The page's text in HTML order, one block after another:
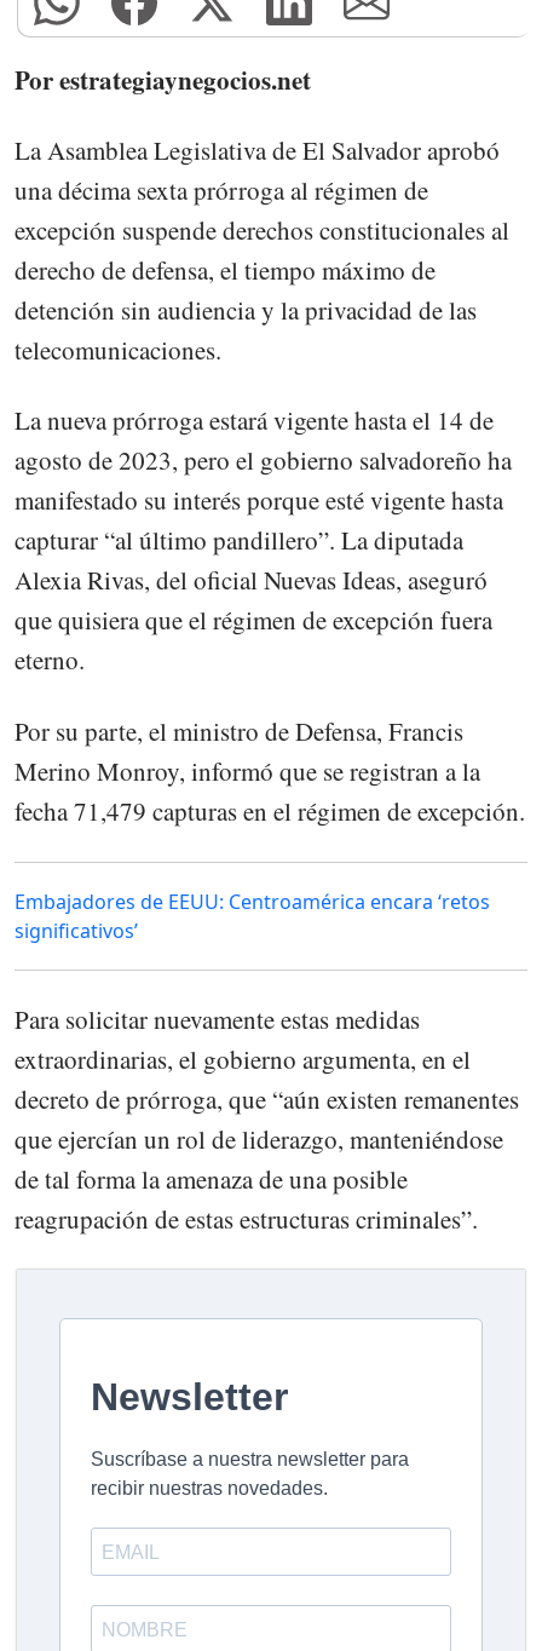
Por estrategiaynegocios.net
La Asamblea Legislativa de El Salvador aprobó
una décima sexta prórroga al régimen de
excepción suspende derechos constitucionales al
derecho de defensa, el tiempo máximo de
detención sin audiencia y la privacidad de las
telecomunicaciones.
La nueva prórroga estará vigente hasta el 14 de
agosto de 2023, pero el gobierno salvadoreño ha
manifestado su interés porque esté vigente hasta
capturar “al último pandillero”. La diputada
Alexia Rivas, del oficial Nuevas Ideas, aseguró
que quisiera que el régimen de excepción fuera
eterno.
Por su parte, el ministro de Defensa, Francis
Merino Monroy, informó que se registran a la
fecha 71,479 capturas en el régimen de excepción.
Embajadores de EEUU: Centroamérica encara ‘retos
significativos’
Para solicitar nuevamente estas medidas
extraordinarias, el gobierno argumenta, en el
decreto de prórroga, que “aún existen remanentes
que ejercían un rol de liderazgo, manteniéndose
de tal forma la amenaza de una posible
reagrupación de estas estructuras criminales”.